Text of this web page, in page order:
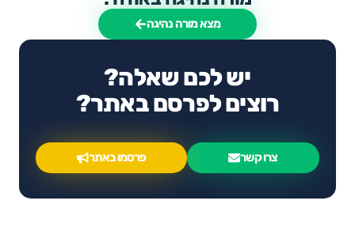
מצא מורה נהיגה
יש לכם שאלה?
רוצים לפרסם באתר?
צרו קשר פרסמו באתר